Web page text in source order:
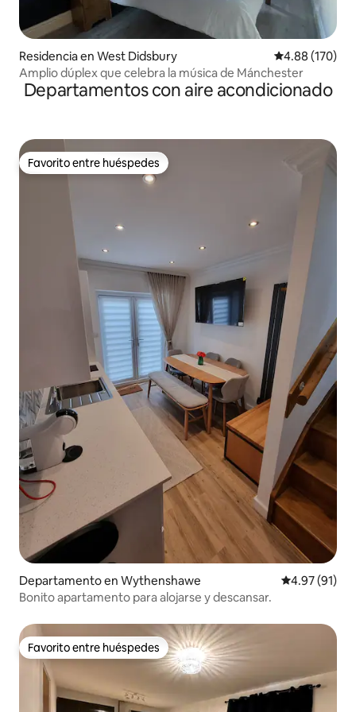
Residencia en West Didsbury Calificación
4.88 (170)
Amplio dúplex que celebra la música de Mánchester
Departamentos con aire acondicionado
Favorito entre huéspedes
Favorito entre huéspedes
Departamento en Wythenshawe Calificación
4.97 (91)
Bonito apartamento para alojarse y descansar.
Favorito entre huéspedes
Favorito entre huéspedes